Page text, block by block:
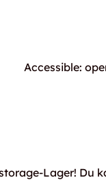
Accessible:
Lager! Du